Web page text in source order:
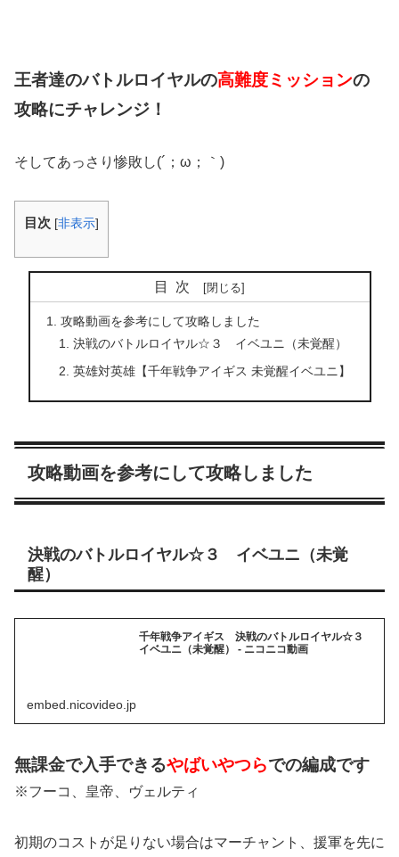
王者達のバトルロイヤルの高難度ミッションの
攻略にチャレンジ！
そしてあっさり惨敗し(´；ω；｀)
目次 [非表示]
目次
攻略動画を参考にして攻略しました
決戦のバトルロイヤル☆３ イベユニ（未覚醒）
英雄対英雄【千年戦争アイギス 未覚醒イベユニ】
攻略動画を参考にして攻略しました
決戦のバトルロイヤル☆３ イベユニ（未覚
醒）
千年戦争アイギス 決戦のバトルロイヤル☆３
イベユニ（未覚醒） - ニコニコ動画
embed.nicovideo.jp
無課金で入手できるやばいやつらでの編成です
※フーコ、皇帝、ヴェルティ
初期のコストが足りない場合はマーチャント、援軍を先に